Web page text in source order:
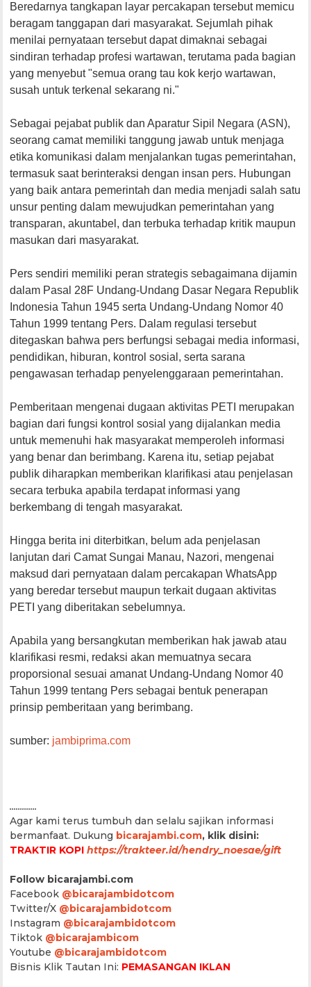
Beredarnya tangkapan layar percakapan tersebut memicu
beragam tanggapan dari masyarakat. Sejumlah pihak
menilai pernyataan tersebut dapat dimaknai sebagai
sindiran terhadap profesi wartawan, terutama pada bagian
yang menyebut "semua orang tau kok kerjo wartawan,
susah untuk terkenal sekarang ni."
Sebagai pejabat publik dan Aparatur Sipil Negara (ASN),
seorang camat memiliki tanggung jawab untuk menjaga
etika komunikasi dalam menjalankan tugas pemerintahan,
termasuk saat berinteraksi dengan insan pers. Hubungan
yang baik antara pemerintah dan media menjadi salah satu
unsur penting dalam mewujudkan pemerintahan yang
transparan, akuntabel, dan terbuka terhadap kritik maupun
masukan dari masyarakat.
Pers sendiri memiliki peran strategis sebagaimana dijamin
dalam Pasal 28F Undang-Undang Dasar Negara Republik
Indonesia Tahun 1945 serta Undang-Undang Nomor 40
Tahun 1999 tentang Pers. Dalam regulasi tersebut
ditegaskan bahwa pers berfungsi sebagai media informasi,
pendidikan, hiburan, kontrol sosial, serta sarana
pengawasan terhadap penyelenggaraan pemerintahan.
Pemberitaan mengenai dugaan aktivitas PETI merupakan
bagian dari fungsi kontrol sosial yang dijalankan media
untuk memenuhi hak masyarakat memperoleh informasi
yang benar dan berimbang. Karena itu, setiap pejabat
publik diharapkan memberikan klarifikasi atau penjelasan
secara terbuka apabila terdapat informasi yang
berkembang di tengah masyarakat.
Hingga berita ini diterbitkan, belum ada penjelasan
lanjutan dari Camat Sungai Manau, Nazori, mengenai
maksud dari pernyataan dalam percakapan WhatsApp
yang beredar tersebut maupun terkait dugaan aktivitas
PETI yang diberitakan sebelumnya.
Apabila yang bersangkutan memberikan hak jawab atau
klarifikasi resmi, redaksi akan memuatnya secara
proporsional sesuai amanat Undang-Undang Nomor 40
Tahun 1999 tentang Pers sebagai bentuk penerapan
prinsip pemberitaan yang berimbang.
sumber: jambiprima.com
.............
Agar kami terus tumbuh dan selalu sajikan informasi
bermanfaat. Dukung bicarajambi.com, klik disini:
TRAKTIR KOPI https://trakteer.id/hendry_noesae/gift
Follow bicarajambi.com
Facebook @bicarajambidotcom
Twitter/X @bicarajambidotcom
Instagram @bicarajambidotcom
Tiktok @bicarajambicom
Youtube @bicarajambidotcom
Bisnis Klik Tautan Ini: PEMASANGAN IKLAN